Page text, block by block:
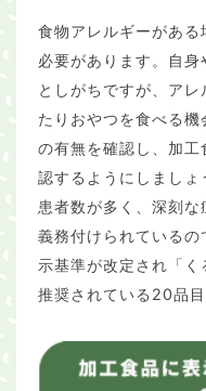
食物アレルギーがある
必要があります。自
としがちですが、ア
たりおやつを食べる
の有無を確認し、加
認するようにしましょ
患者数が多く、深刻
義務付けられている
示基準が改定され「
推奨されている20品